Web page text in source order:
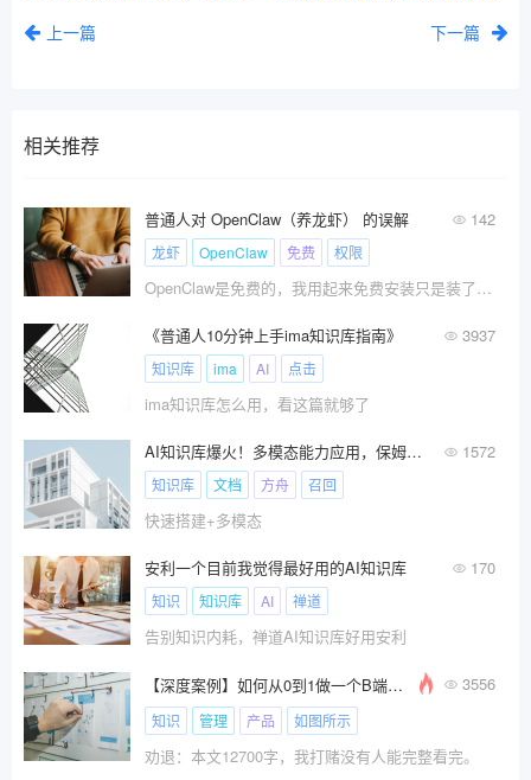
上一篇
下一篇
相关推荐
普通人对 OpenClaw（养龙虾） 的误解 142
龙虾 OpenClaw 免费 权限
OpenClaw是免费的，我用起来免费安装只是装了个壳，真正要让龙虾发挥魔力的是背后的AI大模型，它在持续的消
《普通人10分钟上手ima知识库指南》 3937
知识库 ima AI 点击
ima知识库怎么用，看这篇就够了
AI知识库爆火！多模态能力应用，保姆级教程来了！ 1572
知识库 文档 方舟 召回
快速搭建+多模态
安利一个目前我觉得最好用的AI知识库 170
知识 知识库 AI 禅道
告别知识内耗，禅道AI知识库好用安利
【深度案例】如何从0到1做一个B端产品？ 3556
知识 管理 产品 如图所示
劝退：本文12700字，我打赌没有人能完整看完。​